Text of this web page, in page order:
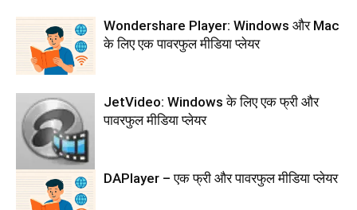
Wondershare Player: Windows और Mac
के लिए एक पावरफुल मीडिया प्लेयर
JetVideo: Windows के लिए एक फ्री और
पावरफुल मीडिया प्लेयर
DAPlayer – एक फ्री और पावरफुल मीडिया प्लेयर